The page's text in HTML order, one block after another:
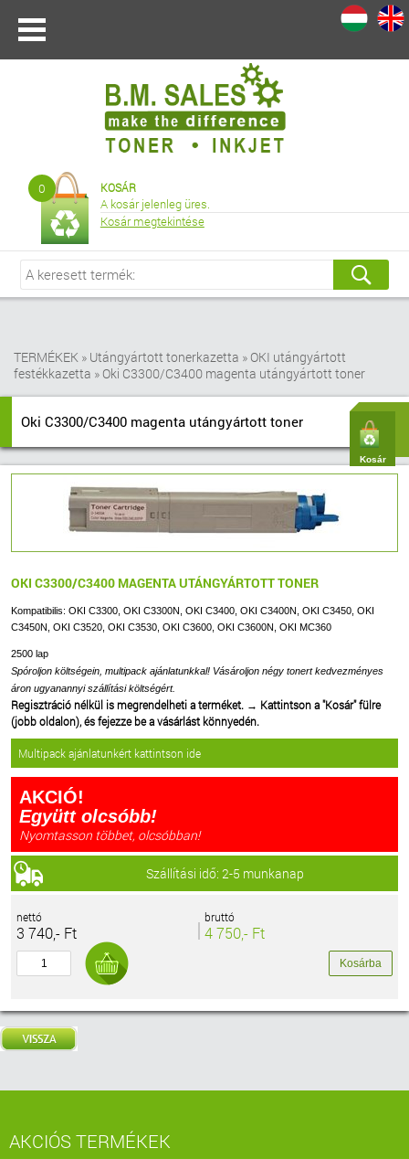
Kosár
0 KOSÁR
A kosár jelenleg üres.
Kosár megtekintése
TERMÉKEK » Utángyártott tonerkazetta » OKI utángyártott
festékkazetta » Oki C3300/C3400 magenta utángyártott toner
Oki C3300/C3400 magenta utángyártott toner
OKI C3300/C3400 MAGENTA UTÁNGYÁRTOTT TONER
Kompatibilis: OKI C3300, OKI C3300N, OKI C3400, OKI C3400N, OKI C3450, OKI
C3450N, OKI C3520, OKI C3530, OKI C3600, OKI C3600N, OKI MC360
2500 lap
Spóroljon költségein, multipack ajánlatunkkal! Vásároljon négy tonert kedvezményes
áron ugyanannyi szállítási költségért.
Regisztráció nélkül is megrendelheti a terméket. → Kattintson a "Kosár" fülre
(jobb oldalon), és fejezze be a vásárlást könnyedén.
Multipack ajánlatunkért kattintson ide
AKCIÓ!
Együtt olcsóbb!
Nyomtasson többet, olcsóbban!
Szállítási idő: 2-5 munkanap
nettó
3 740,- Ft
bruttó
4 750,- Ft
AKCIÓS TERMÉKEK